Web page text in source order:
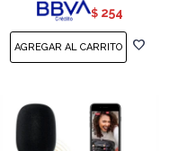
$ 254